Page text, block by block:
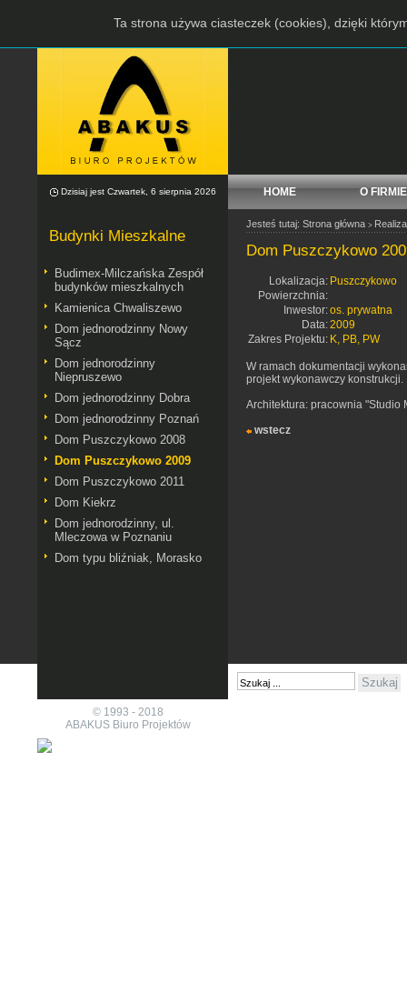
Dzisiaj jest Czwartek, 6 sierpnia 2026 HOME O FIRMIE
Budynki Mieszkalne
Budimex-Milczańska Zespół
budynków mieszkalnych
Kamienica Chwaliszewo
Dom jednorodzinny Nowy
Sącz
Dom jednorodzinny
Niepruszewo
Dom jednorodzinny Dobra
Dom jednorodzinny Poznań
Dom Puszczykowo 2008
Dom Puszczykowo 2009
Dom Puszczykowo 2011
Dom Kiekrz
Dom jednorodzinny, ul.
Mleczowa w Poznaniu
Dom typu bliźniak, Morasko
Jesteś tutaj: Strona główna >
Dom Puszczykowo
Lokalizacja: Puszczykowo
Powierzchnia:
Inwestor:os. prywatna
Data:2009
Zakres Projektu: K, PB, PW
W ramach dokumentacji
projekt wykonawczy konstrukcji.
Architektura: pracownia "Studio
wstecz
© 1993 - 2018
ABAKUS Biuro Projektów
Ta strona używa ciasteczek (cookies), dzięki